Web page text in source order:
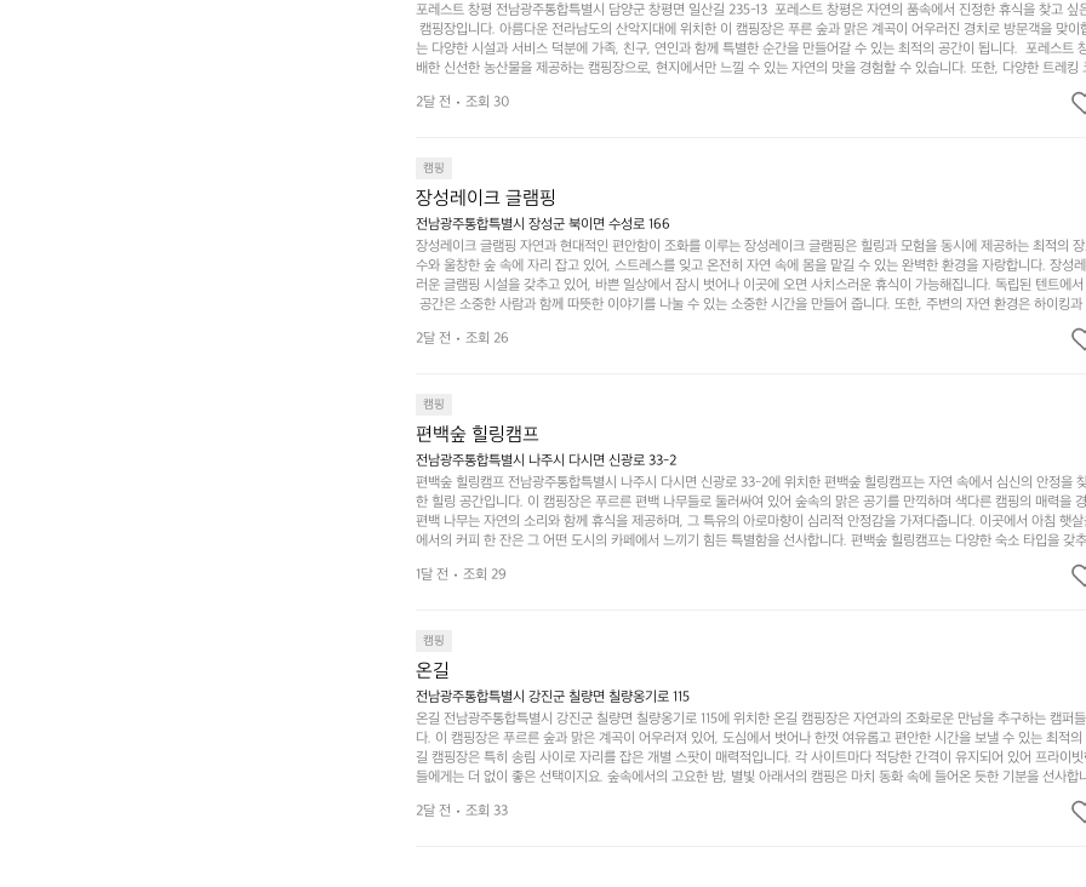
포레스트 창평 전남광주통합특별시 담양군 창평면 일산길 235-13  포레스트 창평은 자연의 품속에서 진정한 휴식을 찾고 싶
캠핑장입니다. 아름다운 전라남도의 산악지대에 위치한 이 캠핑장은 푸른 숲과 맑은 계곡이 어우러진 경치로 방문객을 맞이
는 다양한 시설과 서비스 덕분에 가족, 친구, 연인과 함께 특별한 순간을 만들어갈 수 있는 최적의 공간이 됩니다.  포레스트
배한 신선한 농산물을 제공하는 캠핑장으로, 현지에서만 느낄 수 있는 자연의 맛을 경험할 수 있습니다. 또한, 다양한 트레킹
캠퍼들이 탐험과 모험의 짜릿함을 누릴 수 있도록 만들어졌습니다. 저녁에는 별빛 아래에서 바베큐 파티를 즐기거나, 잔잔
은 숙면을 취할 수 있는 기회를 제공합니다.  이곳은 자연과의 완벽한 조화를 이루며, 다채로운 야외 활동을 제공합니다. 특
순한 캠핑 그 이상을 제공하며, 자연을 사랑하는 모든 이들에게 꼭 한번 경험해봐야 할 장소로 자리잡았습니다.  인기 정
2달 전 조회 30
캠핑
장성레이크 글램핑
전남광주통합특별시 장성군 북이면 수성로 166
장성레이크 글램핑 자연과 현대적인 편안함이 조화를 이루는 장성레이크 글램핑은 힐링과 모험을 동시에 제공하는 최적의
수와 울창한 숲 속에 자리 잡고 있어, 스트레스를 잊고 온전히 자연 속에 몸을 맡길 수 있는 완벽한 환경을 자랑합니다. 장성
러운 글램핑 시설을 갖추고 있어, 바쁜 일상에서 잠시 벗어나 이곳에 오면 사치스러운 휴식이 가능해집니다. 독립된 텐트에
공간은 소중한 사람과 함께 따뜻한 이야기를 나눌 수 있는 소중한 시간을 만들어 줍니다. 또한, 주변의 자연 환경은 하이킹
액티비티를 즐기기에 그야말로 완벽한 조건을 갖추고 있습니다. 이곳에서의 캠핑은 단순한 숙박이 아닌, 가족과 친구들과
하는 시간이 될 것입니다. 특히 식사를 좋아하는 분들에게는 매주 특별한 바비큐 파티와 지역에서 나는 신선한 재료로 만든
사람들과 함께하세요. 당신의 대자연 속 힐링을 기다리는 장성레이크 글램핑은 언젠가 반드시 방문해봐야 할 명소로 자리매
도: ★★★★★
2달 전 조회 26
캠핑
편백숲 힐링캠프
전남광주통합특별시 나주시 다시면 신광로 33-2
편백숲 힐링캠프 전남광주통합특별시 나주시 다시면 신광로 33-2에 위치한 편백숲 힐링캠프는 자연 속에서 심신의 안정을
한 힐링 공간입니다. 이 캠핑장은 푸르른 편백 나무들로 둘러싸여 있어 숲속의 맑은 공기를 만끽하며 색다른 캠핑의 매력을
편백 나무는 자연의 소리와 함께 휴식을 제공하며, 그 특유의 아로마향이 심리적 안정감을 가져다줍니다. 이곳에서 아침 햇
에서의 커피 한 잔은 그 어떤 도시의 카페에서 느끼기 힘든 특별함을 선사합니다. 편백숲 힐링캠프는 다양한 숙소 타입을 갖
론 친구나 연인과 함께 더욱 기억에 남는 특별한 시간을 보낼 수 있습니다. 주변에는 자전거 도로와 하이킹 트레일이 있어 액
기회도 많은데, 자전거를 타거나 숲속을 거닐며 다양한 생태계를 체험해보는 것도 일상의 스트레스를 잊게 해줍니다. 또한,
조화 속에서 힐링할 수 있는 편백숲 힐링캠프는 현대인의 바쁜 일상에서 벗어나 소중한 시간을 가지고 싶은 분들에게 특히
나주로 떠나 여유로움과 행복이 가득한 캠핑을 경험해보세요! 인기 정도: ★★★★☆
1달 전 조회 29
캠핑
온길
전남광주통합특별시 강진군 칠량면 칠량옹기로 115
온길 전남광주통합특별시 강진군 칠량면 칠량옹기로 115에 위치한 온길 캠핑장은 자연과의 조화로운 만남을 추구하는 캠퍼
다. 이 캠핑장은 푸르른 숲과 맑은 계곡이 어우러져 있어, 도심에서 벗어나 한껏 여유롭고 편안한 시간을 보낼 수 있는 최적
길 캠핑장은 특히 송림 사이로 자리를 잡은 개별 스팟이 매력적입니다. 각 사이트마다 적당한 간격이 유지되어 있어 프라이
들에게는 더 없이 좋은 선택이지요. 숲속에서의 고요한 밤, 별빛 아래서의 캠핑은 마치 동화 속에 들어온 듯한 기분을 선사합
야외 활동도 가능해 가족과 친구들이 함께 즐기기에 적합합니다. 하이킹, 자전거 타기, 그리고 근처의 계곡에서는 수영과 낚
일상에서 벗어나 여러 가지 재미를 선사합니다. 또한, 캠핑장 내에는 깨끗한 화장실과 샤워 시설이 잘 마련되어 있어 편리함
2달 전 조회 33